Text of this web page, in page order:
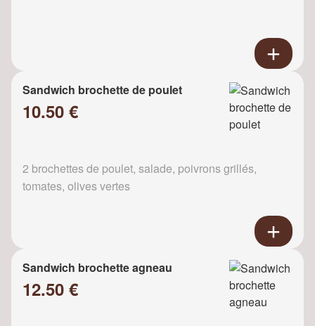
Sandwich brochette de poulet
10.50 €
2 brochettes de poulet, salade, poivrons grillés,
tomates, olives vertes
Sandwich brochette agneau
12.50 €